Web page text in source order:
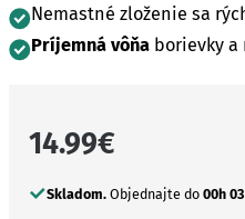
Nemastné zloženie sa
Príjemná vôňa borievky a
14.99€
Skladom.Objednajte do 00h